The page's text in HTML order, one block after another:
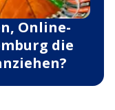
Online-
die